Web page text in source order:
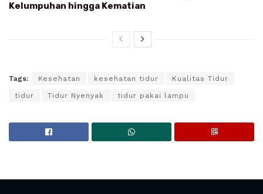
Kelumpuhan hingga Kematian
Tags: Kesehatan kesehatan tidur Kualitas Tidur
tidur Tidur Nyenyak tidur pakai lampu